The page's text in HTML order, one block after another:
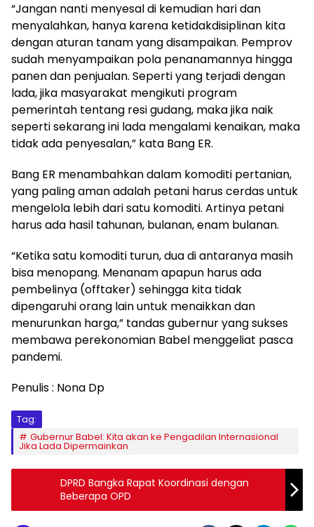
“Jangan nanti menyesal di kemudian hari dan
menyalahkan, hanya karena ketidakdisiplinan kita
dengan aturan tanam yang disampaikan. Pemprov
sudah menyampaikan pola penanamannya hingga
panen dan penjualan. Seperti yang terjadi dengan
lada, jika masyarakat mengikuti program
pemerintah tentang resi gudang, maka jika naik
seperti sekarang ini lada mengalami kenaikan, maka
tidak ada penyesalan,” kata Bang ER.
Bang ER menambahkan dalam komoditi pertanian,
yang paling aman adalah petani harus cerdas untuk
mengelola lebih dari satu komoditi. Artinya petani
harus ada hasil tahunan, bulanan, enam bulanan.
“Ketika satu komoditi turun, dua di antaranya masih
bisa menopang. Menanam apapun harus ada
pembelinya (offtaker) sehingga kita tidak
dipengaruhi orang lain untuk menaikkan dan
menurunkan harga,” tandas gubernur yang sukses
membawa perekonomian Babel menggeliat pasca
pandemi.
Penulis : Nona Dp
Tag:
Gubernur Babel: Kita akan ke Pengadilan Internasional
Jika Lada Dipermainkan
DPRD Bangka Rapat Koordinasi dengan
Beberapa OPD